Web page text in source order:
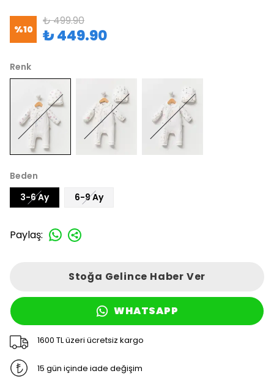
%10
₺ 499.90
₺ 449.90
Renk
Beden
3-6 Ay
6-9 Ay
Paylaş:
Stoğa Gelince Haber Ver
WHATSAPP
1600 TL üzeri ücretsiz kargo
15 gün içinde iade değişim